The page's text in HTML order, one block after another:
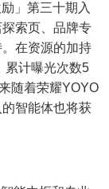
」第三十期入
索页、品牌专
在资源的加持
累计曝光次数5
随着荣耀YOYO
智能体也将获